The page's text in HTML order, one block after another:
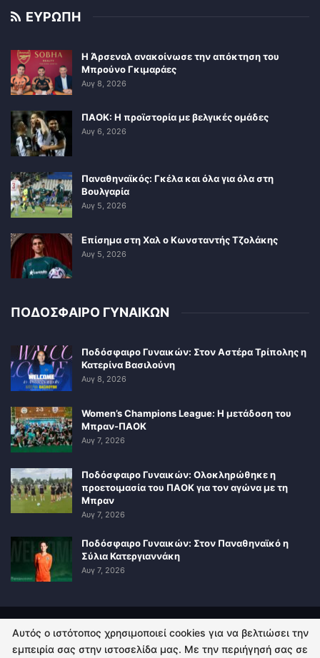
ΕΥΡΩΠΗ
Η Άρσεναλ ανακοίνωσε την απόκτηση του
Μπρούνο Γκιμαράες
Αυγ 8, 2026
ΠΑΟΚ: Η προϊστορία με βελγικές ομάδες
Αυγ 6, 2026
Παναθηναϊκός: Γκέλα και όλα για όλα στη
Βουλγαρία
Αυγ 5, 2026
Επίσημα στη Χαλ ο Κωνσταντής Τζολάκης
Αυγ 5, 2026
ΠΟΔΟΣΦΑΙΡΟ ΓΥΝΑΙΚΩΝ
Ποδόσφαιρο Γυναικών: Στον Αστέρα Τρίπολης η
Κατερίνα Βασιλούνη
Αυγ 8, 2026
Women’s Champions League: Η μετάδοση του
Μπραν-ΠΑΟΚ
Αυγ 7, 2026
Ποδόσφαιρο Γυναικών: Ολοκληρώθηκε η
προετοιμασία του ΠΑΟΚ για τον αγώνα με τη
Μπραν
Αυγ 7, 2026
Ποδόσφαιρο Γυναικών: Στον Παναθηναϊκό η
Σύλια Κατεργιαννάκη
Αυγ 7, 2026
ΠΟΛΙΤΙΚΗ ΑΠΟΡΡΗΤΟΥ ΕΠΙΚΟΙΝΩΝΙΑ
Αυτός ο ιστότοπος χρησιμοποιεί cookies για να βελτιώσει την
εμπειρία σας στην ιστοσελίδα μας. Με την περιήγησή σας σε